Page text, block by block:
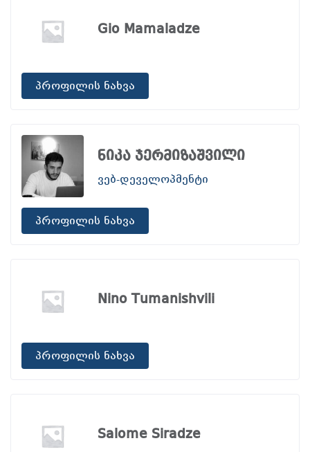
Gio Mamaladze
პროფილის ნახვა
ნიკა ჯერმიზაშვილი
ვებ-დეველოპმენტი
პროფილის ნახვა
Nino Tumanishvili
პროფილის ნახვა
Salome Siradze